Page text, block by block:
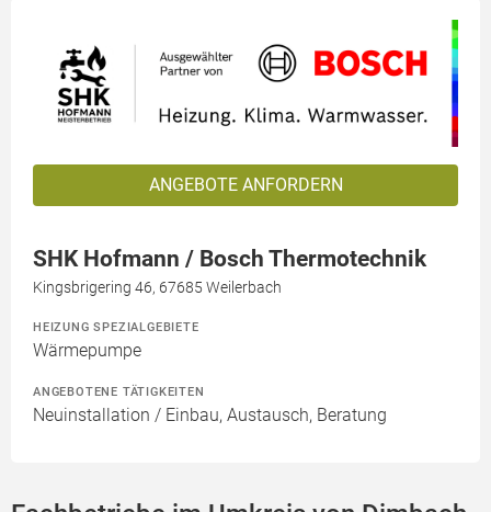
ANGEBOTE ANFORDERN
SHK Hofmann / Bosch Thermotechnik
Kingsbrigering 46, 67685 Weilerbach
HEIZUNG SPEZIALGEBIETE
Wärmepumpe
ANGEBOTENE TÄTIGKEITEN
Neuinstallation / Einbau, Austausch, Beratung